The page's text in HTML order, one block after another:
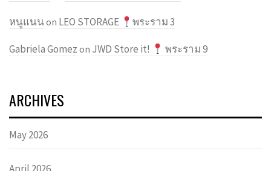
หนูแนน on LEO STORAGE พระราม 3
Gabriela Gomez on JWD Store it! พระราม 9
ARCHIVES
May 2026